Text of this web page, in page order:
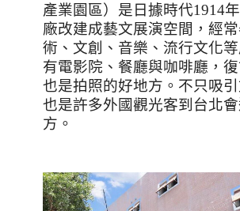
產業園區）是日據時代1914
廠改建成藝文展演空間，經
術、文創、音樂、流行文化
有電影院、餐廳與咖啡廳，
也是拍照的好地方。不只吸引
也是許多外國觀光客到台北
方。